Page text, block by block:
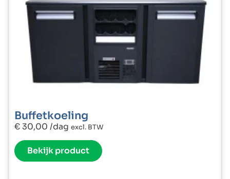
Buffetkoeling
€30,00 /dag excl. BTW
Bekijk product